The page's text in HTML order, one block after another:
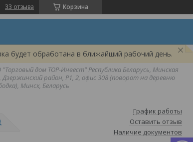
Корзина
33 отзыва
будет обработана в ближайший рабочий день.
дом ТОР-Инвест" Республика Беларусь, Минская
Дзержинский район, Р1, 2, офис 308 (поворот на деревню
Минск, Беларусь
График работы
Оставить отзыв
Наличие документов